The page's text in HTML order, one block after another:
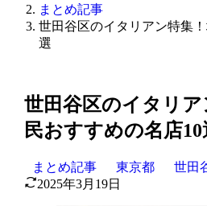
まとめ記事
世田谷区のイタリアン特集
選
世田谷区のイタリ
民おすすめの名店10
まとめ記事 東京都
世田
2025年3月19日